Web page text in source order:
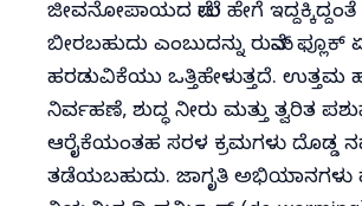
ಜೀವನೋಪಾಯದ ಮೇಲೆ ಹೇಗೆ
ಬೀರಬಹುದು ಎಂಬುದನ್ನು ರುಮೆನ್ ಫ್ಲೂಕ್
ಹರಡುವಿಕೆಯು ಒತ್ತಿಹೇಳುತ್ತದೆ. ಉತ್ತಮ
ನಿರ್ವಹಣೆ, ಶುದ್ಧ ನೀರು ಮತ್ತು ತ್ವರಿತ
ಆರೈಕೆಯಂತಹ ಸರಳ ಕ್ರಮಗಳು ದೊಡ್ಡ
ತಡೆಯಬಹುದು. ಜಾಗೃತಿ ಅಭಿಯಾನಗಳು